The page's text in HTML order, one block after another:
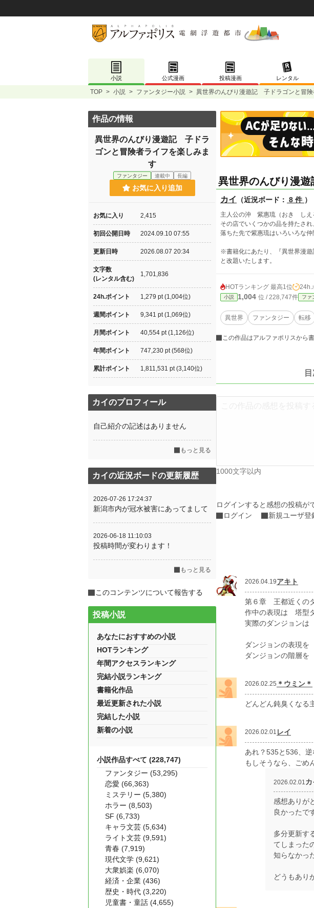
小説 公式漫画 投稿漫画 レンタル
TOP > 小説 > ファンタジー小説 > 異世界のんびり漫遊記 子ドラゴンと冒険
異世界のんびり漫
カイ （近況ボード： 8 件 ）
主人公の沖 紫惠琉（おき しえ
その店でいくつかの品を持たさ
落ちた先で紫惠琉はいろいろな
※書籍化にあたり、『異世界漫
と改題いたします。
HOTランキング 最高1位 24h.
小説 1,004 位 / 228,747件 ファ
異世界 ファンタジー 転移
この作品はアルファポリスから
1000文字以内
ログインすると感想の投稿が
ログイン
新規ユーザ登
2026.04.19アキト
第６章 王都近くの
作中の表現は 塔型
実際のダンジョンは
ダンジョンの表現
ダンジョンの階層
2026.02.25 ＊ウミン＊
どんどん鈍臭くなる
2026.02.01 レイ
あれ？535と536、
もしそうなら、ごめ
2026.02.01 カ
感想ありが
良かったで
多分更新す
てしまった
知らなかっ
どうもあり
作品の情報
異世界のんびり漫遊記 子ドラ
ゴンと冒険者ライフを楽しみま
す
ファンタジー 連載中 長編
お気に入り追加
お気に入り 2,415
初回公開日時 2024.09.10 07:55
更新日時 2026.08.07 20:34
文字数
(レンタル含む)
1,701,836
24h.ポイント 1,279 pt (1,004位)
週間ポイント 9,341 pt (1,069位)
月間ポイント 40,554 pt (1,126位)
年間ポイント 747,230 pt (568位)
累計ポイント 1,811,531 pt (3,140位)
カイのプロフィール
自己紹介の記述はありません
もっと見る
カイの近況ボードの更新履歴
2026-07-26 17:24:37
新潟市内が冠水被害にあってまして
2026-06-18 11:10:03
投稿時間が変わります！
もっと見る
このコンテンツについて報告する
投稿小説
あなたにおすすめの小説
HOTランキング
年間アクセスランキング
完結小説ランキング
書籍化作品
最近更新された小説
完結した小説
新着の小説
小説作品すべて (228,747)
ファンタジー (53,295)
恋愛 (66,363)
ミステリー (5,380)
ホラー (8,503)
SF (6,733)
キャラ文芸 (5,634)
ライト文芸 (9,591)
青春 (7,919)
現代文学 (9,621)
大衆娯楽 (6,070)
経済・企業 (436)
歴史・時代 (3,220)
児童書・童話 (4,655)